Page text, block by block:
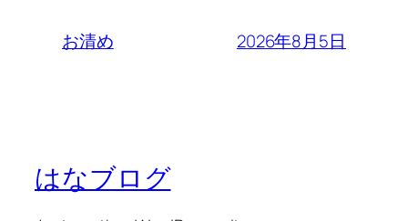
お清め 2026年8月5日
はなブログ